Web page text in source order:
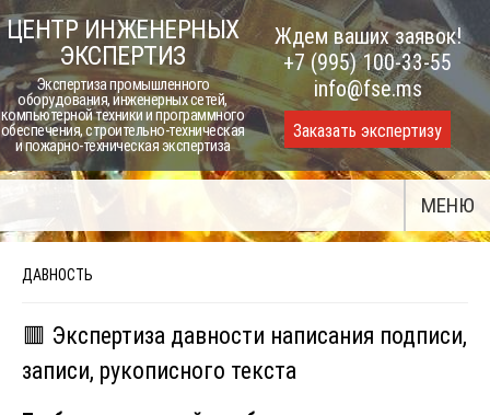
Skip
to
content
ЦЕНТР ИНЖЕНЕРНЫХ
ЭКСПЕРТИЗ
Экспертиза промышленного
оборудования, инженерных сетей,
компьютерной техники и программного
обеспечения, строительно-техническая
и пожарно-техническая экспертиза
Ждем ваших заявок!
+7 (995) 100-33-55
info@fse.ms
Заказать экспертизу
МЕНЮ
ДАВНОСТЬ
🟥 Экспертиза давности написания подписи,
записи, рукописного текста